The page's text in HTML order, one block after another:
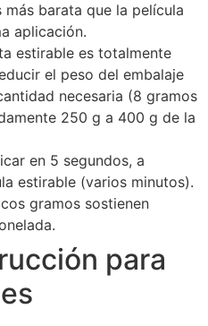
más barata que la película
aplicación.
estirable es totalmente
el peso del embalaje
necesaria (8 gramos
250 g a 400 g de la
en 5 segundos, a
estirable (varios minutos).
gramos sostienen
para